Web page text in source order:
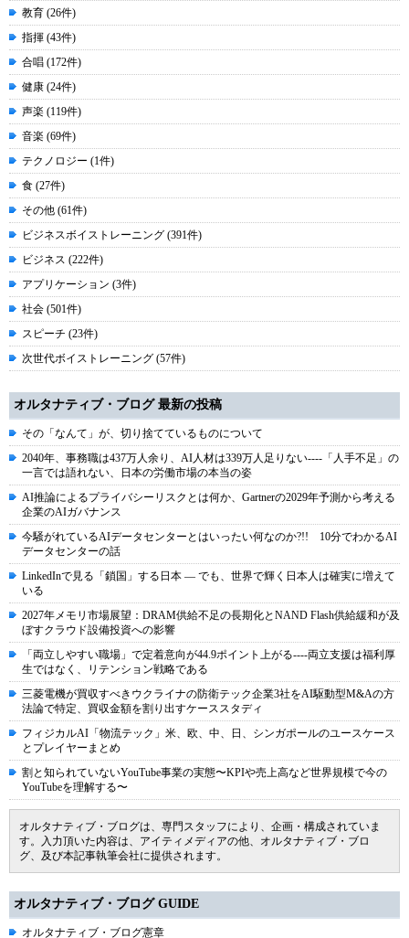
教育 (26件)
指揮 (43件)
合唱 (172件)
健康 (24件)
声楽 (119件)
音楽 (69件)
テクノロジー (1件)
食 (27件)
その他 (61件)
ビジネスボイストレーニング (391件)
ビジネス (222件)
アプリケーション (3件)
社会 (501件)
スピーチ (23件)
次世代ボイストレーニング (57件)
オルタナティブ・ブログ 最新の投稿
その「なんて」が、切り捨てているものについて
2040年、事務職は437万人余り、AI人材は339万人足りない----「人手不足」の
一言では語れない、日本の労働市場の本当の姿
AI推論によるプライバシーリスクとは何か、Gartnerの2029年予測から考える
企業のAIガバナンス
今騒がれているAIデータセンターとはいったい何なのか?!! 10分でわかるAI
データセンターの話
LinkedInで見る「鎖国」する日本 ― でも、世界で輝く日本人は確実に増えて
いる
2027年メモリ市場展望：DRAM供給不足の長期化とNAND Flash供給緩和が及
ぼすクラウド設備投資への影響
「両立しやすい職場」で定着意向が44.9ポイント上がる----両立支援は福利厚
生ではなく、リテンション戦略である
三菱電機が買収すべきウクライナの防衛テック企業3社をAI駆動型M&Aの方
法論で特定、買収金額を割り出すケーススタディ
フィジカルAI「物流テック」米、欧、中、日、シンガポールのユースケース
とプレイヤーまとめ
割と知られていないYouTube事業の実態〜KPIや売上高など世界規模で今の
YouTubeを理解する〜
オルタナティブ・ブログは、専門スタッフにより、企画・構成されていま
す。入力頂いた内容は、アイティメディアの他、オルタナティブ・ブロ
グ、及び本記事執筆会社に提供されます。
オルタナティブ・ブログ GUIDE
オルタナティブ・ブログ憲章